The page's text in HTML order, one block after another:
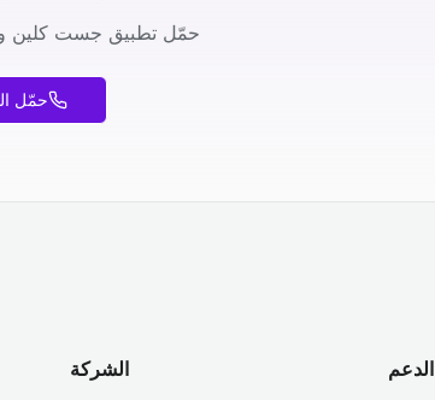
حمّل تطبيق جست كلين
حمّل
الدعم الشركة